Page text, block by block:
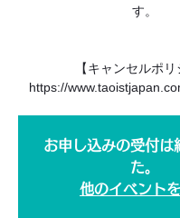
す。
【キャンセルポリ
https://
お申し込みの受付は
た。
他のイベント